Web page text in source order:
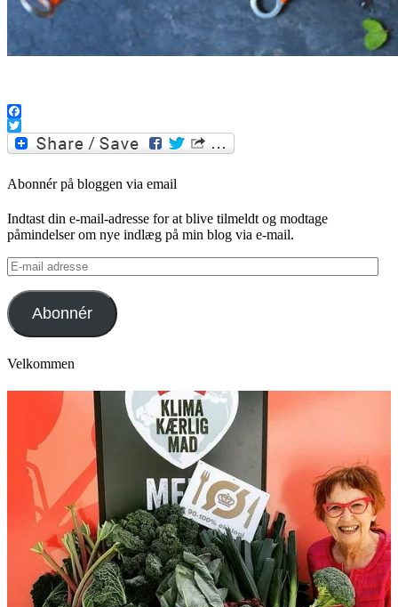
Facebook
Twitter
Abonnér på bloggen via email
Indtast din e-mail-adresse for at blive tilmeldt og modtage
påmindelser om nye indlæg på min blog via e-mail.
E-
mail
adresse
Abonnér
Velkommen